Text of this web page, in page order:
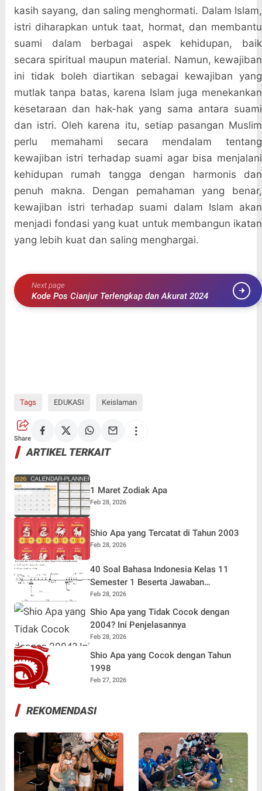
kasih sayang, dan saling menghormati. Dalam Islam,
istri diharapkan untuk taat, hormat, dan membantu
suami dalam berbagai aspek kehidupan, baik
secara spiritual maupun material. Namun, kewajiban
ini tidak boleh diartikan sebagai kewajiban yang
mutlak tanpa batas, karena Islam juga menekankan
kesetaraan dan hak-hak yang sama antara suami
dan istri. Oleh karena itu, setiap pasangan Muslim
perlu memahami secara mendalam tentang
kewajiban istri terhadap suami agar bisa menjalani
kehidupan rumah tangga dengan harmonis dan
penuh makna. Dengan pemahaman yang benar,
kewajiban istri terhadap suami dalam Islam akan
menjadi fondasi yang kuat untuk membangun ikatan
yang lebih kuat dan saling menghargai.
Next page
Kode Pos Cianjur Terlengkap dan Akurat 2024
Tags EDUKASI Keislaman
Share
ARTIKEL TERKAIT
1 Maret Zodiak Apa
Feb 28, 2026
Shio Apa yang Tercatat di Tahun 2003
Feb 28, 2026
40 Soal Bahasa Indonesia Kelas 11
Semester 1 Beserta Jawaban
Terlengkap
Feb 28, 2026
Shio Apa yang Tidak Cocok dengan
2004? Ini Penjelasannya
Feb 28, 2026
Shio Apa yang Cocok dengan Tahun
1998
Feb 27, 2026
REKOMENDASI